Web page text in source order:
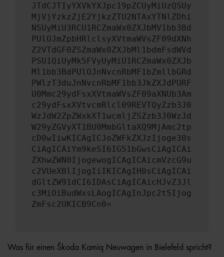
JTdCJTIyYXVkYXJpc19pZCUyMiUzQSUy
MjVjYzkzZjE2YjkzZTU2NTAxYTNlZDhi
NSUyMiU3RCU1RCZmaWx0ZXJbMV1bb3Bd
PUlOJmZpbHRlclsyXVtmaWVsZF09dXNh
Z2VTdGF0ZSZmaWx0ZXJbMl1bdmFsdWVd
PSU1QiUyMk5FVyUyMiU1RCZmaWx0ZXJb
Ml1bb3BdPUlOJnNvcnRbMF1bZmllbGRd
PWlzT3duJnNvcnRbMF1bb3JkZXJdPURF
U0Mmc29ydFsxXVtmaWVsZF09aXNUb3Am
c29ydFsxXVtvcmRlcl09REVTQyZzb3J0
WzJdW2ZpZWxkXT1wcmljZSZzb3J0WzJd
W29yZGVyXT1BU0MmbGltaXQ9MjAmc2tp
cD0wIiwKICAgICJoZWFkZXJzIjoge30s
CiAgICAiYm9keSI6IG51bGwsCiAgICAi
ZXhwZWN0IjogewogICAgICAicmVzcG9u
c2VUeXBlIjogIiIKICAgIH0sCiAgICAi
dGltZW91dCI6IDAsCiAgICAicHJvZ3Jl
c3MiOiBudWxsLAogICAgInJpc2t5Ijog
ZmFsc2UKICB9Cn0=
Was für einen Škoda Kamiq Neuwagen in Bielefeld spricht?